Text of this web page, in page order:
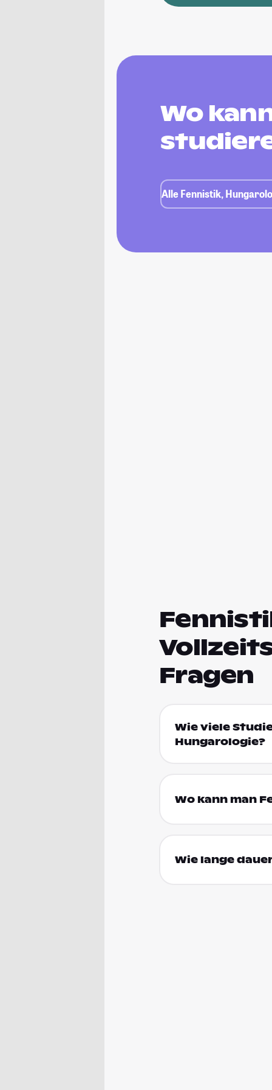
Wo
Alle Fennistik,
Fragen
Wie viele
Hungarologie?
Wo kann man
Wie lange